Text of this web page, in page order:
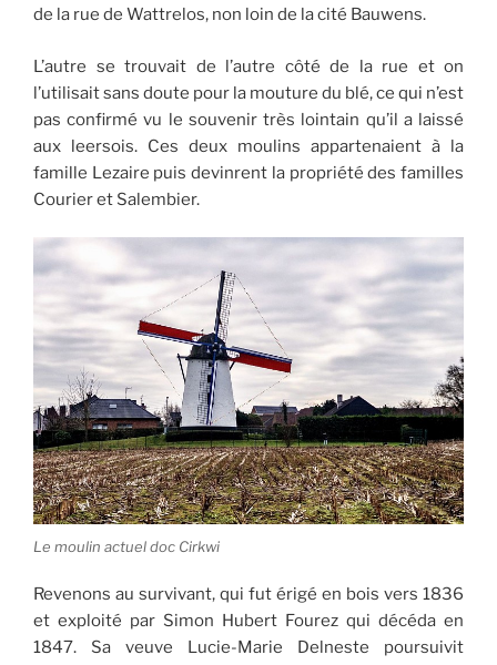
de la rue de Wattrelos, non loin de la cité Bauwens.
L’autre se trouvait de l’autre côté de la rue et on
l’utilisait sans doute pour la mouture du blé, ce qui n’est
pas confirmé vu le souvenir très lointain qu’il a laissé
aux leersois. Ces deux moulins appartenaient à la
famille Lezaire puis devinrent la propriété des familles
Courier et Salembier.
Le moulin actuel doc Cirkwi
Revenons au survivant, qui fut érigé en bois vers 1836
et exploité par Simon Hubert Fourez qui décéda en
1847. Sa veuve Lucie-Marie Delneste poursuivit